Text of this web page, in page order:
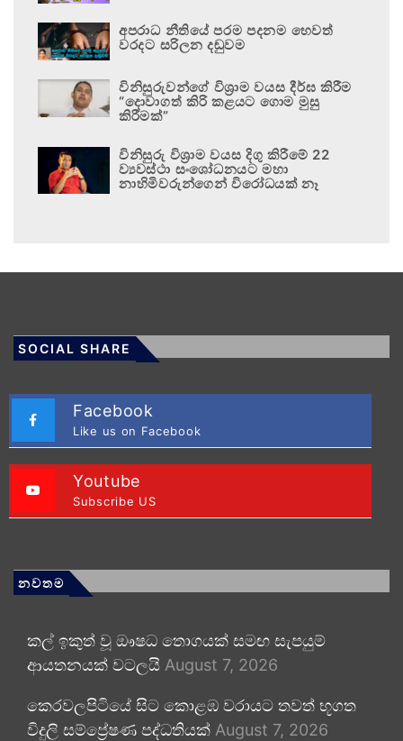
අපරාධ නීතියේ පරම පදනම හෙවත්
වරදට සරිලන දඬුවම
විනිසුරුවන්ගේ විශ්‍රාම වයස දීර්ඝ කිරීම
“දොවාගත් කිරි කළයට ගොම මුසු
කිරීමක්”
විනිසුරු විශ්‍රාම වයස දිගු කිරීමේ 22
ව්‍යවස්ථා සංශෝධනයට මහා
නාහිමිවරුන්ගෙන් විරෝධයක් නෑ
SOCIAL SHARE
Facebook
Like us on Facebook
Youtube
Subscribe US
නවතම
කල් ඉකුත් වූ ඖෂධ තොගයක් සමඟ සැපයුම්
ආයතනයක් වටලයි August 7, 2026
කෙරවලපිටියේ සිට කොළඹ වරායට තවත් භූගත
විදුලි සම්ප්‍රේෂණ පද්ධතියක් August 7, 2026